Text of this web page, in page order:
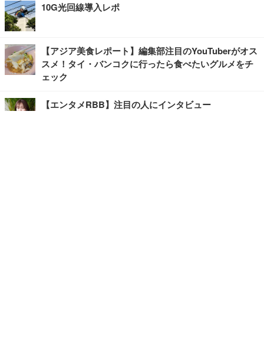
10G光回線導入レポ
【アジア美食レポート】編集部注目のYouTuberがオス
スメ！タイ・バンコクに行ったら食べたいグルメをチ
ェック
【エンタメRBB】注目の人にインタビュー